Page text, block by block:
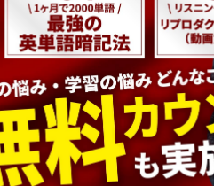
す」のように人を紹介する放送
なニュースのこともある
後、Yさんがスタジオで生演奏を